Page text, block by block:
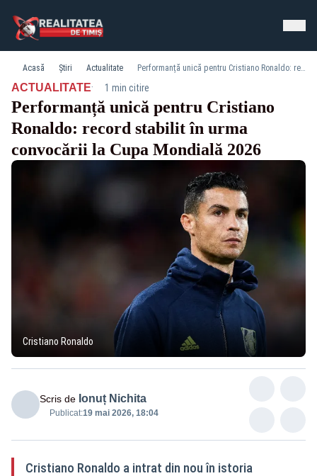
Acasă Știri Actualitate Performanță unică pentru Cristiano Ronaldo: record stabilit în urma convocării la Cupa Mondială 2026
ACTUALITATE· 1 min citire
Performanță unică pentru Cristiano
Ronaldo: record stabilit în urma
convocării la Cupa Mondială 2026
Cristiano Ronaldo
Scris de Ionuț Nichita
Publicat:19 mai 2026, 18:04
Cristiano Ronaldo a intrat din nou în istoria